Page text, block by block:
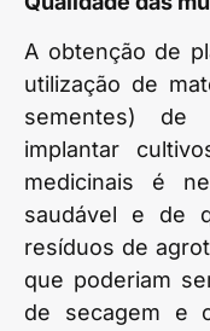
A obtenção de
utilização de
sementes) de
implantar
medicinais é
saudável e de
resíduos de
que poderiam
de secagem e